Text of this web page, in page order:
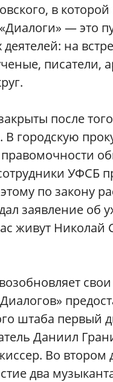
в
— это
на
писатели,
после
городскую
УФСБ
по закону
заявление об
живут Николай
штаба первый
Даниил
Во втором
два